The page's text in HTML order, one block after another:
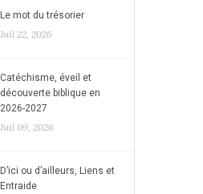
Le mot du trésorier
Juil 22, 2026
Catéchisme, éveil et
découverte biblique en
2026-2027
Juil 09, 2026
D’ici ou d’ailleurs, Liens et
Entraide